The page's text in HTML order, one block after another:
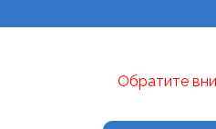
Обратите